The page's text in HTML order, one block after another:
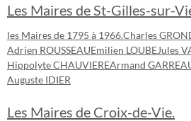
Les Maires de St-Gilles-sur-
les Maires de 1795 à 1966.Charles
Adrien ROUSSEAUEmilien LOUBEJules
Hippolyte CHAUVIEREArmand
Auguste IDIER
Les Maires de Croix-de-Vie.